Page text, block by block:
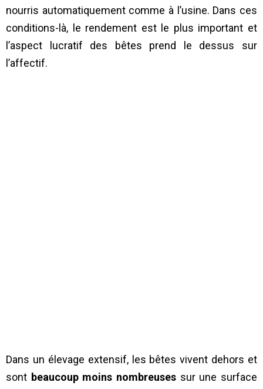
nourris automatiquement comme à l’usine. Dans ces
conditions-là, le rendement est le plus important et
l’aspect lucratif des bêtes prend le dessus sur
l’affectif.
Dans un élevage extensif, les bêtes vivent dehors et
sont beaucoup moins nombreuses sur une surface